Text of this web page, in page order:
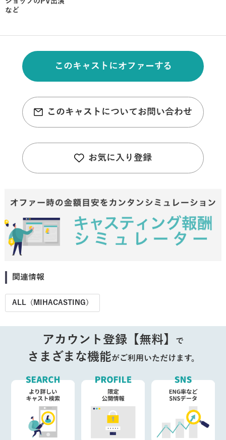
など
このキャストにオファーする
このキャストについてお問い合わせ
お気に入り登録
関連情報
ALL（MIHACASTING）
アカウント登録【無料】 で
さまざまな機能がご利用いただけます。